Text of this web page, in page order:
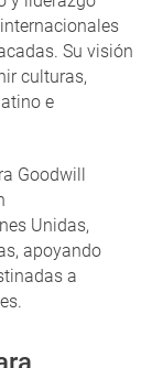
Su visión
culturas,
e
Goodwill
Unidas,
apoyando
a